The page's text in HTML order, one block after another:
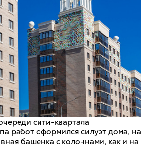
сити-квартала
работ оформился силуэт дома, на
башенка с колоннами, как и на